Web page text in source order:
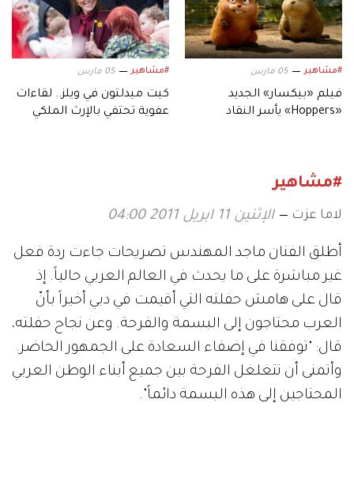
#مشاهير 05 مارس
فيلم «بيكسار» الجديد
«Hoppers» يأسر النقاد
#مشاهير 05 مارس
كيت ميدلتون في ويلز.. لقاءات
عفوية تحتفي بالإرث الملكي
#مشاهير
لاما عزت الإثنين 11 ابريل 2011 04:00
أطلق الفنان ماجد المهندس تصريحات جاءت ردة فعل
غير مباشرة على ما يحدث في العالم العربي حالياً. إذ
قال على هامش حفلته التي أقيمت في دبي أخيراً بأنّ
العرب محتاجون إلى البسمة والفرحة. وعن نجاح حفلته،
قال: "توفقنا في إضفاء السعادة على الجمهور الحاضر.
وأتمنى أن تتغلغل الفرحة بين جميع أبناء الوطن العربي
المحتاجين إلى هذه البسمة دائماً".